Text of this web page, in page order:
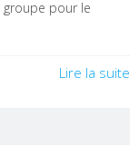
groupe pour le
Lire la suite